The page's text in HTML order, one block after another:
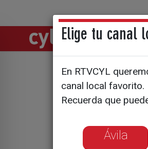
Elige tu canal
En RTVCYL
canal local favorito.
Recuerda que
Ávila